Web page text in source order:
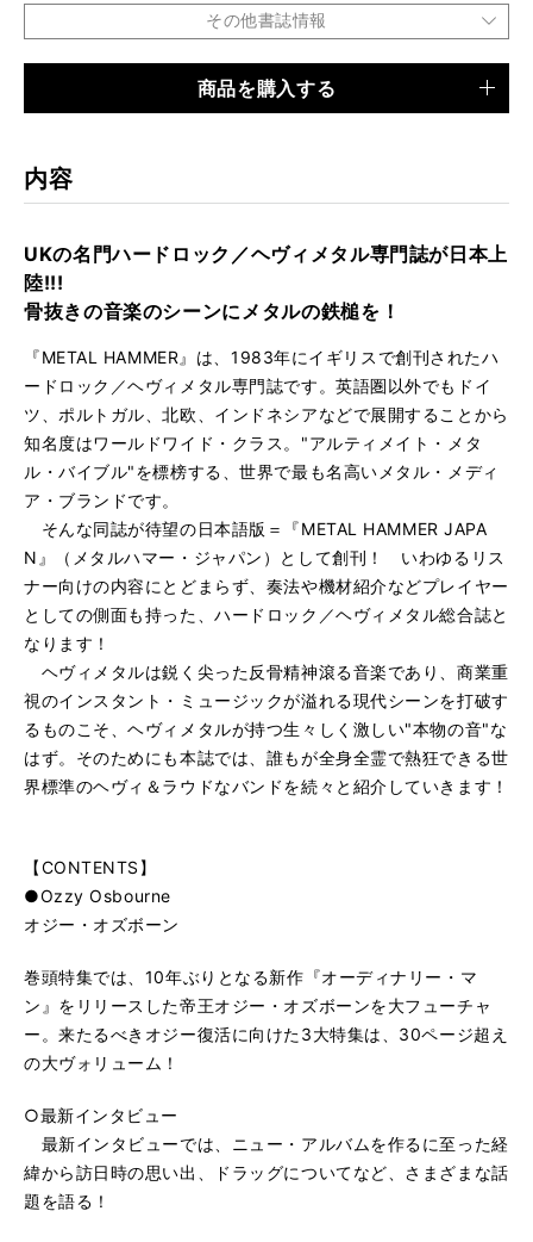
その他書誌情報
商品を購入する
内容
UKの名門ハードロック／ヘヴィメタル専門誌が日本上
陸!!!
骨抜きの音楽のシーンにメタルの鉄槌を！
『METAL HAMMER』は、1983年にイギリスで創刊されたハ
ードロック／ヘヴィメタル専門誌です。英語圏以外でもドイ
ツ、ポルトガル、北欧、インドネシアなどで展開することから
知名度はワールドワイド・クラス。"アルティメイト・メタ
ル・バイブル"を標榜する、世界で最も名高いメタル・メディ
ア・ブランドです。
そんな同誌が待望の日本語版＝『METAL HAMMER JAPA
N』（メタルハマー・ジャパン）として創刊！ いわゆるリス
ナー向けの内容にとどまらず、奏法や機材紹介などプレイヤー
としての側面も持った、ハードロック／ヘヴィメタル総合誌と
なります！
ヘヴィメタルは鋭く尖った反骨精神滾る音楽であり、商業重
視のインスタント・ミュージックが溢れる現代シーンを打破す
るものこそ、ヘヴィメタルが持つ生々しく激しい"本物の音"な
はず。そのためにも本誌では、誰もが全身全霊で熱狂できる世
界標準のヘヴィ＆ラウドなバンドを続々と紹介していきます！
【CONTENTS】
●Ozzy Osbourne
オジー・オズボーン
巻頭特集では、10年ぶりとなる新作『オーディナリー・マ
ン』をリリースした帝王オジー・オズボーンを大フューチャ
ー。来たるべきオジー復活に向けた3大特集は、30ページ超え
の大ヴォリューム！
○最新インタビュー
最新インタビューでは、ニュー・アルバムを作るに至った経
緯から訪日時の思い出、ドラッグについてなど、さまざまな話
題を語る！